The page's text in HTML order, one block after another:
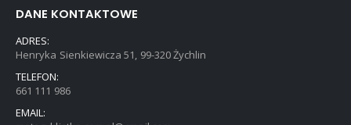
DANE KONTAKTOWE
ADRES:
Henryka Sienkiewicza 51, 99-320 Żychlin
TELEFON:
661 111 986
EMAIL: